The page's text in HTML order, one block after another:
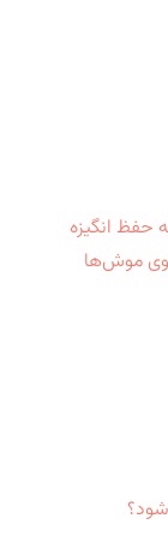
حفظ انگیزه
موش‌ها